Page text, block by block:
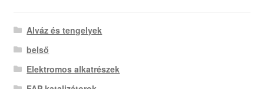
Alváz és tengelyek
belső
Elektromos alkatrészek